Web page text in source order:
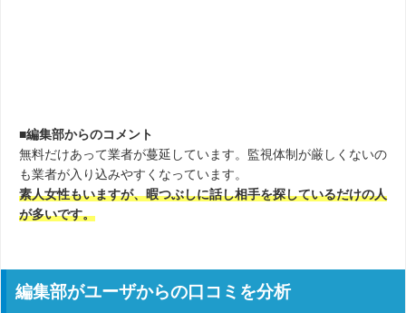
■編集部からのコメント
無料だけあって業者が蔓延しています。監視体制が厳しくないの
も業者が入り込みやすくなっています。
素人女性もいますが、暇つぶしに話し相手を探しているだけの人
が多いです。
編集部がユーザからの口コミを分析